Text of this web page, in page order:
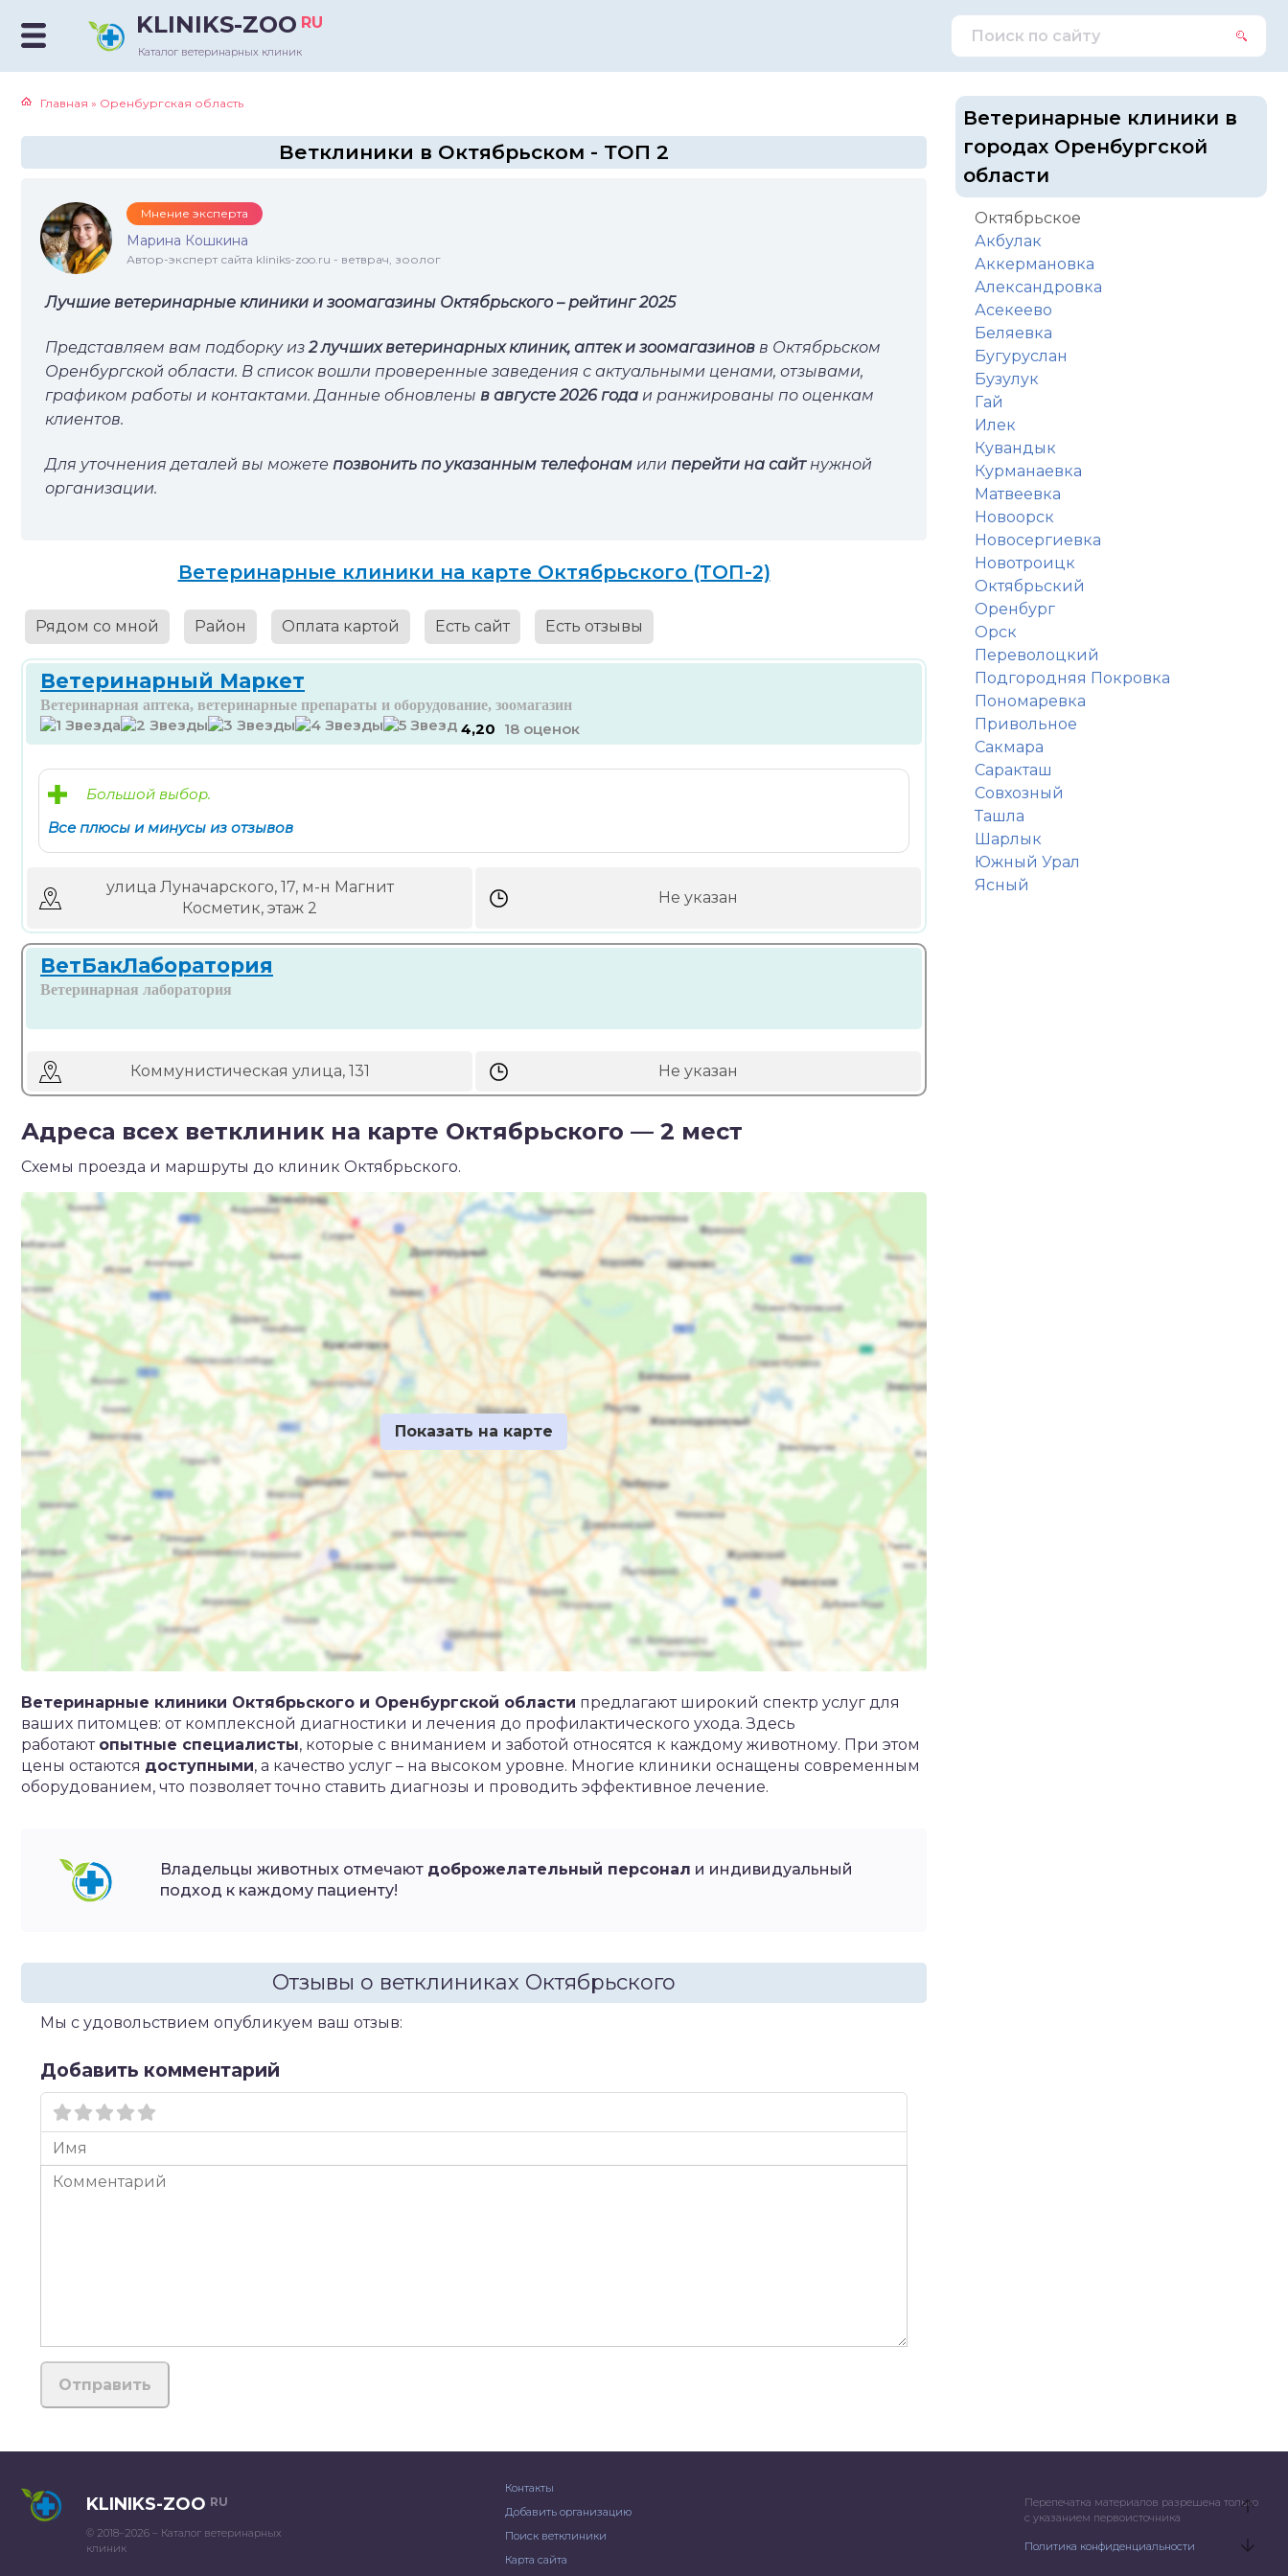
KLINIKS-ZOO RU
Каталог ветеринарных клиник
Главная » Оренбургская область
Ветклиники в Октябрьском - ТОП 2
Мнение эксперта
Марина Кошкина
Автор-эксперт сайта kliniks-zoo.ru - ветврач, зоолог
Лучшие ветеринарные клиники и зоомагазины Октябрьского – рейтинг 2025
Представляем вам подборку из2 лучших ветеринарных клиник, аптек и зоомагазинов в Октябрьском
Оренбургской области. В список вошли проверенные заведения с актуальными ценами, отзывами,
графиком работы и контактами. Данные обновлены в августе 2026 года и ранжированы по оценкам
клиентов.
Для уточнения деталей вы можете позвонить по указанным телефонам или перейти на сайтнужной
организации.
Ветеринарные клиники на карте Октябрьского (ТОП-2)
Рядом со мной Район Оплата картой Есть сайт Есть отзывы
Ветеринарный Маркет
Ветеринарная аптека, ветеринарные препараты и оборудование, зоомагазин
4,20 18 оценок
Большой выбор.
Все плюсы и минусы из отзывов
улица Луначарского, 17, м-н Магнит
Косметик, этаж 2
Не указан
ВетБакЛаборатория
Ветеринарная лаборатория
Коммунистическая улица, 131 Не указан
Адреса всех ветклиник на карте Октябрьского — 2 мест
Схемы проезда и маршруты до клиник Октябрьского.
Ветеринарные клиники Октябрьского и Оренбургской области предлагают широкий спектр услуг для
ваших питомцев: от комплексной диагностики и лечения до профилактического ухода. Здесь
работают опытные специалисты, которые с вниманием и заботой относятся к каждому животному. При этом
цены остаются доступными, а качество услуг – на высоком уровне. Многие клиники оснащены современным
оборудованием, что позволяет точно ставить диагнозы и проводить эффективное лечение.
Владельцы животных отмечают доброжелательный персонал и индивидуальный
подход к каждому пациенту!
Отзывы о ветклиниках Октябрьского
Мы с удовольствием опубликуем ваш отзыв:
Добавить комментарий
Ветеринарные клиники в
городах Оренбургской
области
Октябрьское
Акбулак
Аккермановка
Александровка
Асекеево
Беляевка
Бугуруслан
Бузулук
Гай
Илек
Кувандык
Курманаевка
Матвеевка
Новоорск
Новосергиевка
Новотроицк
Октябрьский
Оренбург
Орск
Переволоцкий
Подгородняя Покровка
Пономаревка
Привольное
Сакмара
Саракташ
Совхозный
Ташла
Шарлык
Южный Урал
Ясный
KLINIKS-ZOO RU
© 2018–2026 – Каталог ветеринарных
клиник
Контакты
Добавить организацию
Поиск ветклиники
Карта сайта
Перепечатка материалов разрешена только
с указанием первоисточника
Политика конфиденциальности